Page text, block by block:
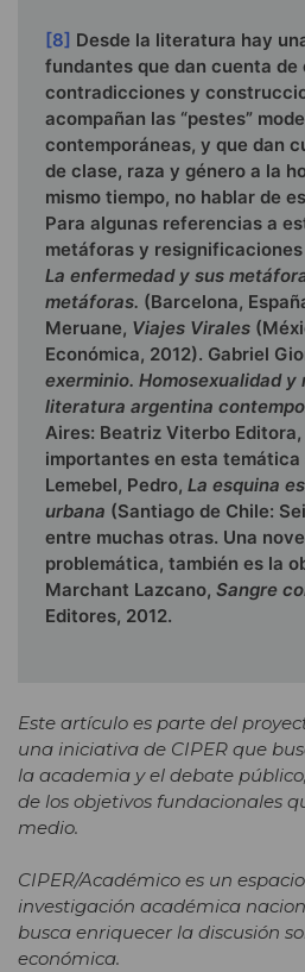
[8] Desde la literatura hay
fundantes que dan cuenta de
contradicciones y
acompañan las “pestes”
contemporáneas, y que dan
de clase, raza y género a la
mismo tiempo, no hablar de
Para algunas referencias a
metáforas y resignificaciones
La enfermedad y sus
metáforas. (Barcelona,
Meruane, Viajes Virales
Económica, 2012). Gabriel
exerminio. Homosexualidad y
literatura argentina
Aires: Beatriz Viterbo
importantes en esta temática
Lemebel, Pedro, La esquina
urbana (Santiago de Chile:
entre muchas otras. Una
problemática, también es la
Marchant Lazcano, Sangre
Editores, 2012.
Este artículo es parte del
una iniciativa de CIPER que
la academia y el debate
de los objetivos fundacionales
medio.
CIPER/Académico es un
investigación académica
busca enriquecer la discusión
económica.